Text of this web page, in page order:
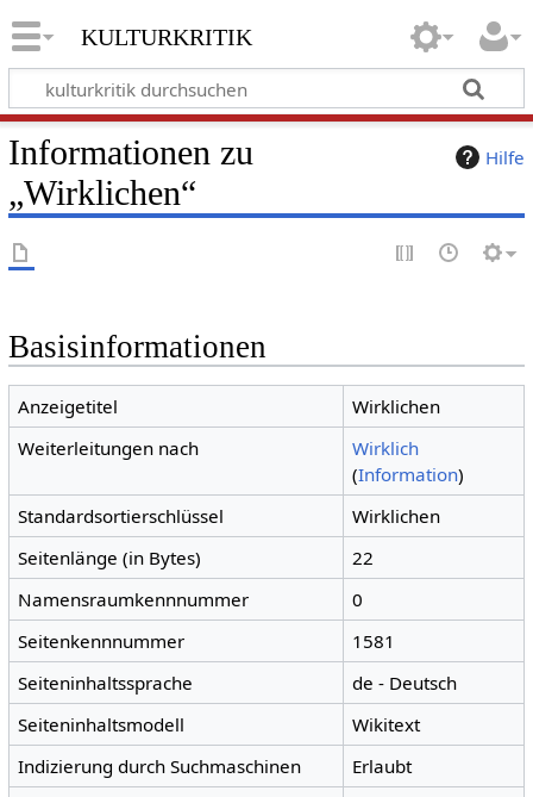
kulturkritik
Hilfe
Informationen zu
„Wirklichen“
Basisinformationen
Anzeigetitel
Wirklichen
Weiterleitungen nach
Wirklich
(Information)
Standardsortierschlüssel
Wirklichen
Seitenlänge (in Bytes)
22
Namensraumkennnummer
0
Seitenkennnummer
1581
Seiteninhaltssprache
de - Deutsch
Seiteninhaltsmodell
Wikitext
Indizierung durch Suchmaschinen
Erlaubt